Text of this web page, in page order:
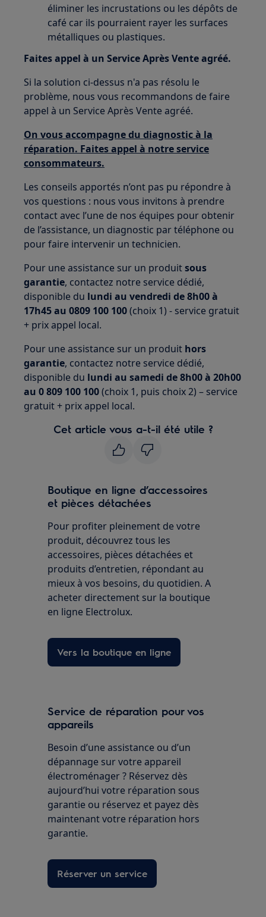
éliminer les incrustations ou les dépôts de
café car ils pourraient rayer les surfaces
métalliques ou plastiques.
Faites appel à un Service Après Vente agréé.
Si la solution ci-dessus n'a pas résolu le
problème, nous vous recommandons de faire
appel à un Service Après Vente agréé.
On vous accompagne du diagnostic à la
réparation. Faites appel à notre service
consommateurs.
Les conseils apportés n’ont pas pu répondre à
vos questions : nous vous invitons à prendre
contact avec l’une de nos équipes pour obtenir
de l’assistance, un diagnostic par téléphone ou
pour faire intervenir un technicien.
Pour une assistance sur un produitsous
garantie, contactez notre service dédié,
disponible du lundi au vendredi de 8h00 à
17h45 au 0809 100 100(choix 1) - service gratuit
+ prix appel local.
Pour une assistance sur un produit hors
garantie, contactez notre service dédié,
disponible du lundi au samedi de 8h00 à 20h00
au 0 809 100 100(choix 1, puis choix 2) – service
gratuit + prix appel local.
Cet article vous a-t-il été utile ?
Boutique en ligne d’accessoires
et pièces détachées
Pour profiter pleinement de votre
produit, découvrez tous les
accessoires, pièces détachées et
produits d’entretien, répondant au
mieux à vos besoins, du quotidien. A
acheter directement sur la boutique
en ligne Electrolux.
Vers la boutique en ligne
Service de réparation pour vos
appareils
Besoin d’une assistance ou d’un
dépannage sur votre appareil
électroménager ? Réservez dès
aujourd’hui votre réparation sous
garantie ou réservez et payez dès
maintenant votre réparation hors
garantie.
Réserver un service